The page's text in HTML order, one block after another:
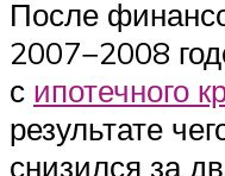
После
2007−2008
с ипотечного
результате
снизился за